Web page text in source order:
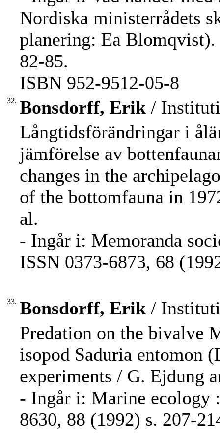
Nordiska ministerrådets
planering: Ea
82-85.
ISBN 952-9512-05-8
32. Bonsdorff, Erik /
Långtidsförändringar i
jämförelse av
changes in the
of the bottomfauna in
al.
- Ingår i: Memoranda
ISSN 0373-6873, 68
33. Bonsdorff, Erik /
Predation on the bivalve
isopod Saduria entomon
experiments / G. Ejdung
- Ingår i: Marine ecology
8630, 88 (1992) s. 207-